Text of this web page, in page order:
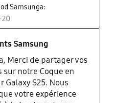
Samsunga:
20
Samsung
Merci de partager vos
sur notre Coque en
Galaxy S25. Nous
votre expérience